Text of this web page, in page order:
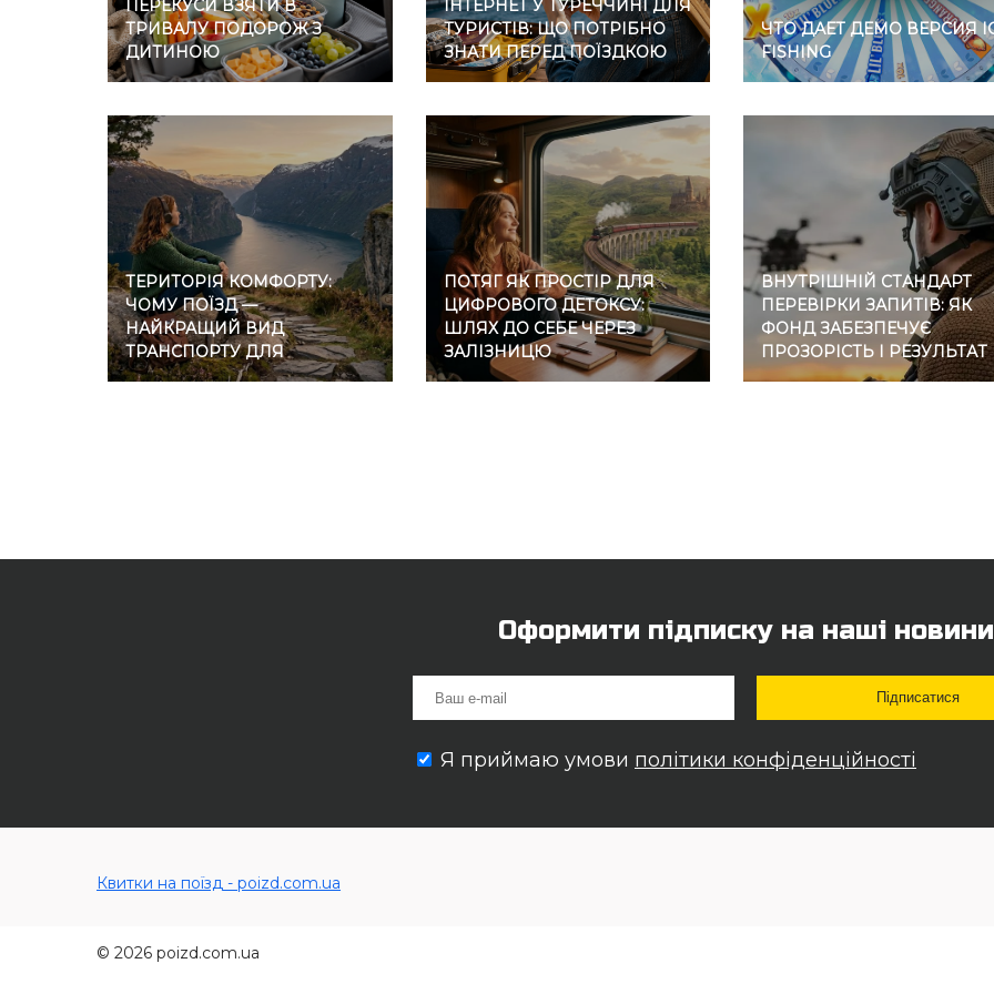
ПЕРЕКУСИ ВЗЯТИ В
ТРИВАЛУ ПОДОРОЖ З
ДИТИНОЮ
ІНТЕРНЕТ У ТУРЕЧЧИНІ ДЛЯ
ТУРИСТІВ: ЩО ПОТРІБНО
ЗНАТИ ПЕРЕД ПОЇЗДКОЮ
ЧТО ДАЕТ ДЕМО ВЕРСИЯ
FISHING
ТЕРИТОРІЯ КОМФОРТУ:
ЧОМУ ПОЇЗД —
НАЙКРАЩИЙ ВИД
ТРАНСПОРТУ ДЛЯ
ІНТРОВЕРТІВ
ПОТЯГ ЯК ПРОСТІР ДЛЯ
ЦИФРОВОГО ДЕТОКСУ:
ШЛЯХ ДО СЕБЕ ЧЕРЕЗ
ЗАЛІЗНИЦЮ
ВНУТРІШНІЙ СТАНДАРТ
ПЕРЕВІРКИ ЗАПИТІВ: ЯК
ФОНД ЗАБЕЗПЕЧУЄ
ПРОЗОРІСТЬ І РЕЗУЛЬТАТ
Оформити підписку на наші новини
Я приймаю умови політики конфіденційності
Квитки на поїзд - poizd.com.ua
© 2026 poizd.com.ua